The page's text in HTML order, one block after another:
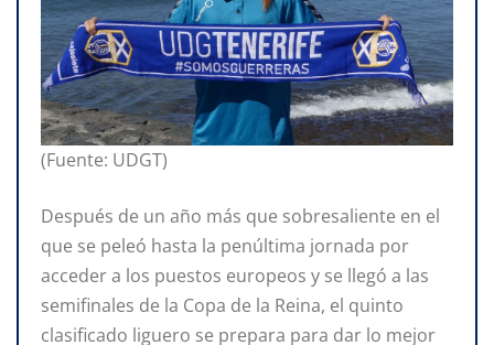
(Fuente: UDGT)
Después de un año más que sobresaliente en el
que se peleó hasta la penúltima jornada por
acceder a los puestos europeos y se llegó a las
semifinales de la Copa de la Reina, el quinto
clasificado liguero se prepara para dar lo mejor